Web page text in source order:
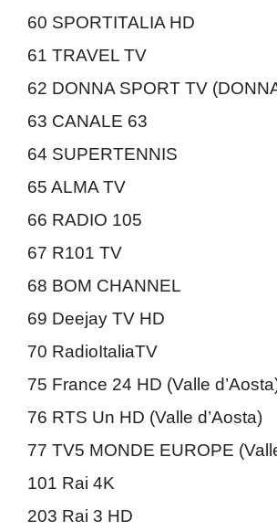
60 SPORTITALIA HD
61 TRAVEL TV
62 DONNA SPORT TV
63 CANALE 63
64 SUPERTENNIS
65 ALMA TV
66 RADIO 105
67 R101 TV
68 BOM CHANNEL
69 Deejay TV HD
70 RadioItaliaTV
75 France 24 HD (Valle
76 RTS Un HD (Valle d’Aosta)
77 TV5 MONDE EUROPE
101 Rai 4K
203 Rai 3 HD